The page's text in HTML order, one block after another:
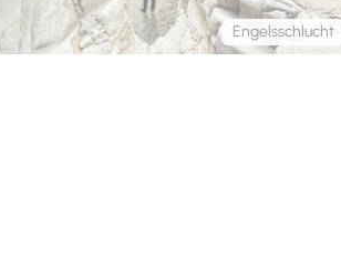
Engelsschlucht